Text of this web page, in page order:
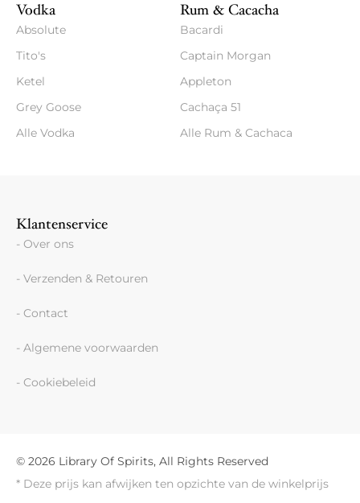
Vodka
Absolute
Tito's
Ketel
Grey Goose
Alle Vodka
Rum & Cacacha
Bacardi
Captain Morgan
Appleton
Cachaça 51
Alle Rum & Cachaca
Klantenservice
- Over ons
- Verzenden & Retouren
- Contact
- Algemene voorwaarden
- Cookiebeleid
© 2026 Library Of Spirits, All Rights Reserved
* Deze prijs kan afwijken ten opzichte van de winkelprijs